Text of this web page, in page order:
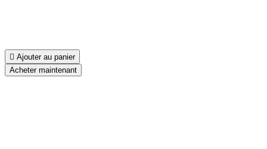
 Ajouter au panier
Acheter maintenant